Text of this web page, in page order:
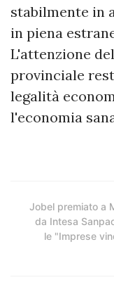
stabilmente in
in piena
L'attenzione
provinciale
legalità
l'economia
Jobel premiato a
da Intesa
le "Imprese